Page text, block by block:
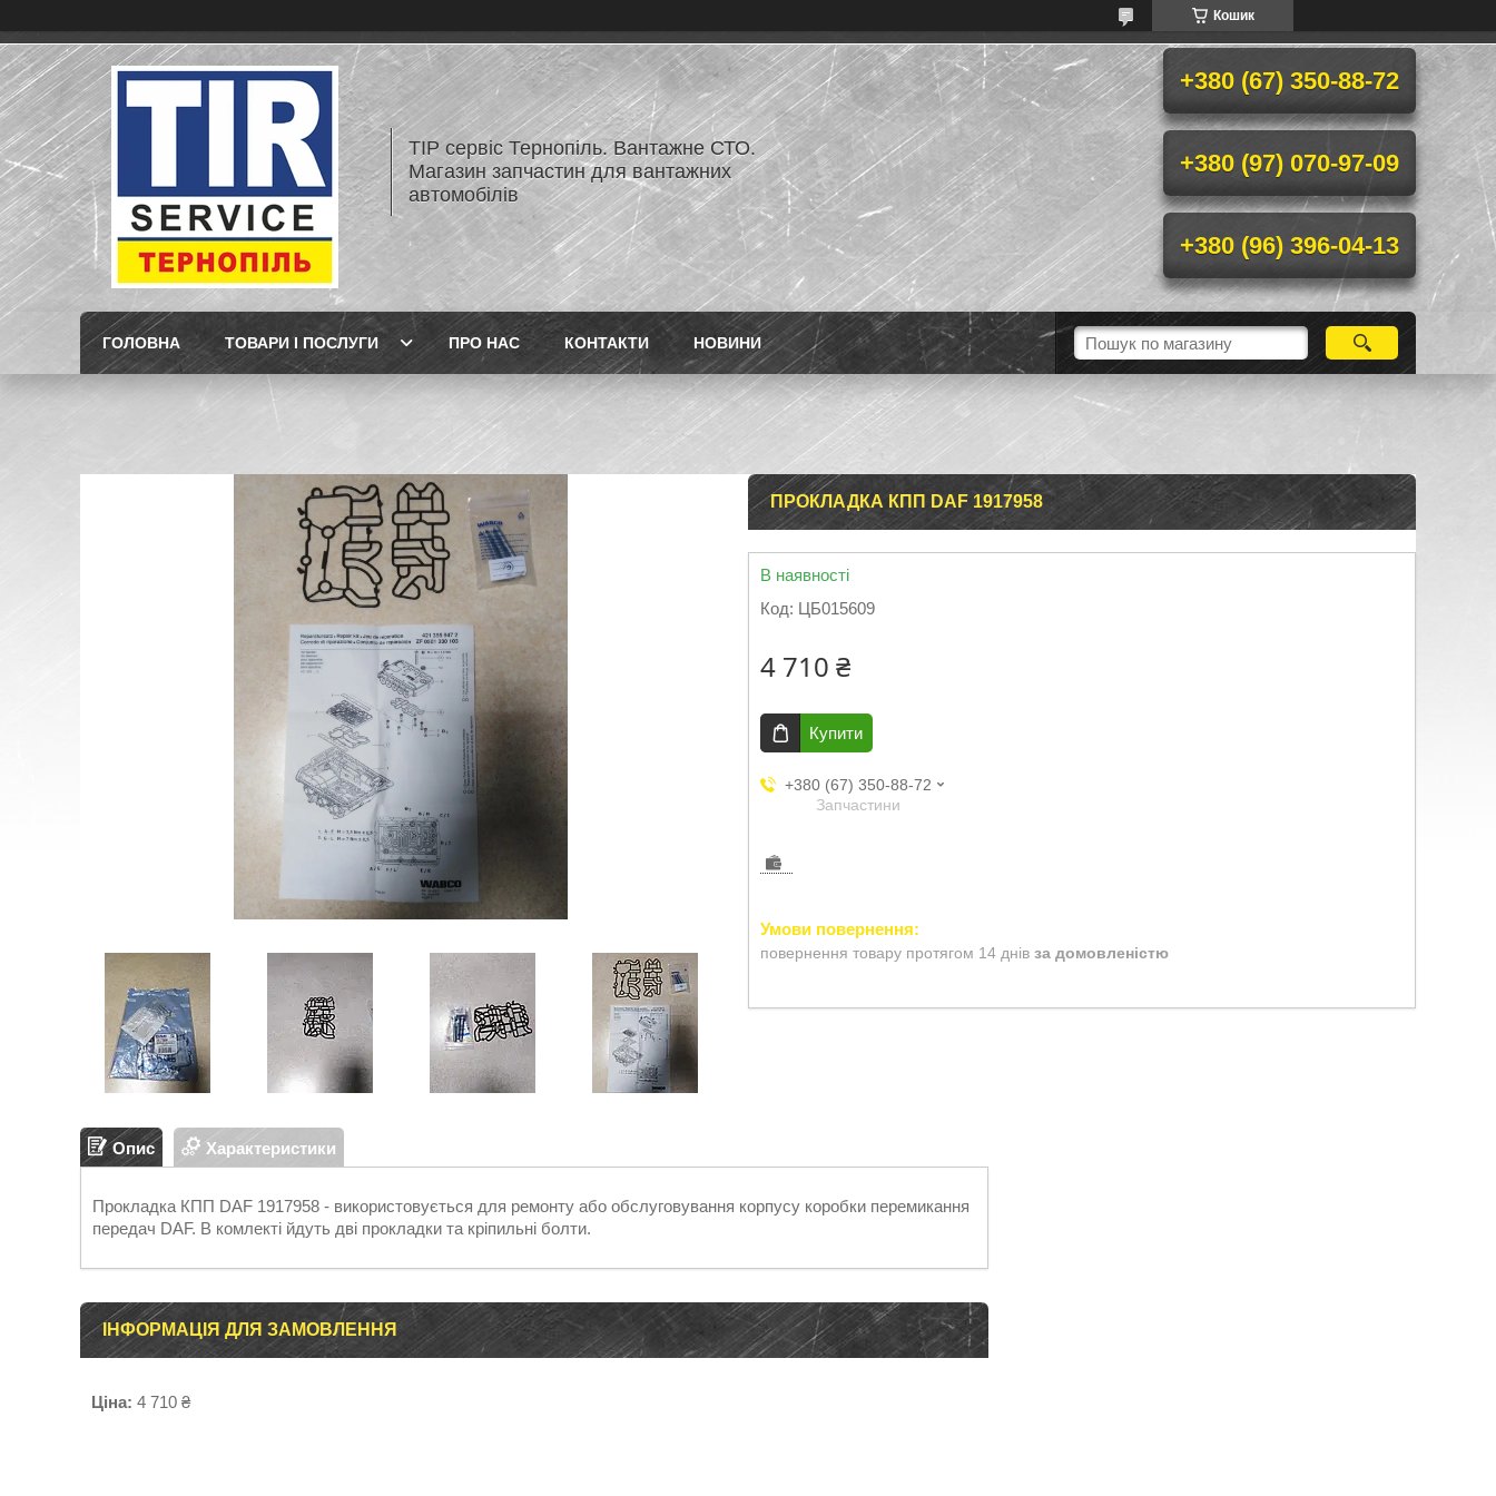
Кошик
ТІР сервіс Тернопіль. Вантажне СТО.
Магазин запчастин для вантажних
автомобілів
+380 (67) 350-88-72
+380 (97) 070-97-09
+380 (96) 396-04-13
ГОЛОВНА ТОВАРИ І ПОСЛУГИ ПРО НАС КОНТАКТИ НОВИНИ
ПРОКЛАДКА КПП DAF 1917958
В наявності
Код: ЦБ015609
4 710 ₴
Купити
+380 (67) 350-88-72
Запчастини
повернення товару протягом 14 днів за домовленістю
Опис Характеристики
Прокладка КПП DAF 1917958 - використовується для ремонту або обслуговування корпусу коробки перемикання
передач DAF. В комлекті йдуть дві прокладки та кріпильні болти.
ІНФОРМАЦІЯ ДЛЯ ЗАМОВЛЕННЯ
Ціна: 4 710 ₴